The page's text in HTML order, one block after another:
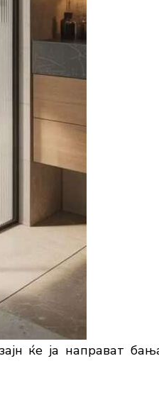
ќе ја направат